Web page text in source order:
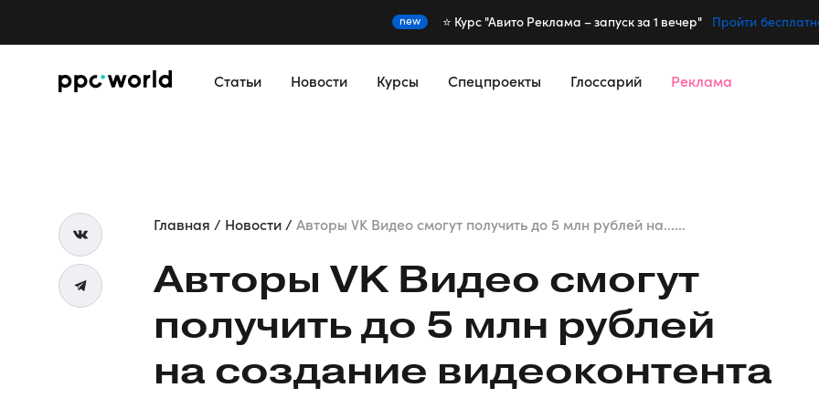
new ⭐️ Курс "Авито Реклама – запуск за 1 вечер" Пройти
Статьи Новости Курсы Спецпроекты Глоссарий Реклама
Главная Новости Авторы VK Видео смогут получить до 5 млн рублей на......
Авторы VK Видео смогут
получить до 5 млн рублей
на создание видеоконтента